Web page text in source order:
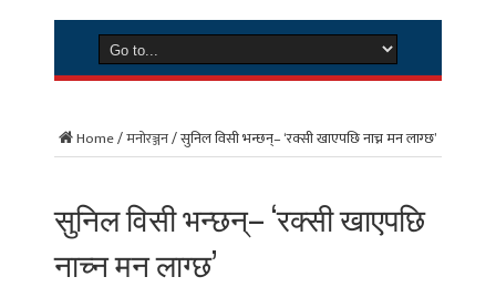
Home/मनोरञ्जन/सुनिल विसी भन्छन्– ‘रक्सी खाएपछि नाच्न मन लाग्छ’
सुनिल विसी भन्छन्– ‘रक्सी खाएपछि
नाच्न मन लाग्छ’